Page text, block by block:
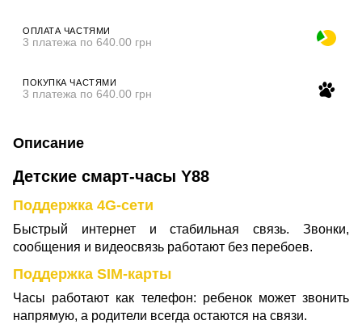
ОПЛАТА ЧАСТЯМИ
3 платежа по 640.00 грн
ПОКУПКА ЧАСТЯМИ
3 платежа по 640.00 грн
Описание
Детские смарт-часы Y88
Поддержка 4G-сети
Быстрый интернет и стабильная связь. Звонки,
сообщения и видеосвязь работают без перебоев.
Поддержка SIM-карты
Часы работают как телефон: ребенок может звонить
напрямую, а родители всегда остаются на связи.